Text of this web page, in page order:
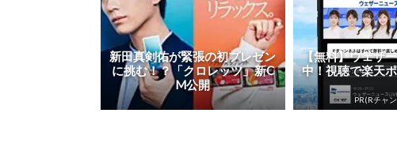
新田真剣佑が緊張の初プレゼン
に挑む！？「クロレッツ」新C
M公開
【無料】ウェザ
中！視聴で楽天
PR(Rチャ